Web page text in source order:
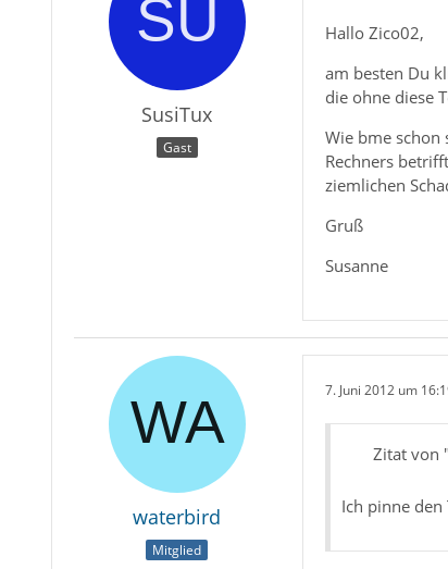
SusiTux
Gast
Hallo Zico02,
am besten Du
die ohne diese
Wie bme schon
Rechners
ziemlichen
Gruß
Susanne
waterbird
Mitglied
7. Juni 2012 um
Zitat von
Ich pinne